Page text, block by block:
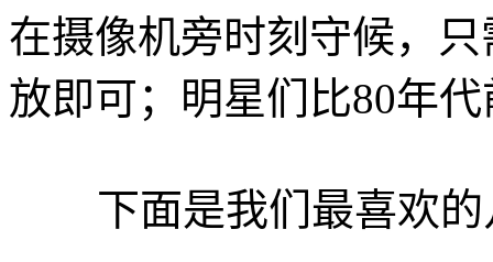
在摄像机旁时刻守候，
放即可；明星们比80年
下面是我们最喜欢的